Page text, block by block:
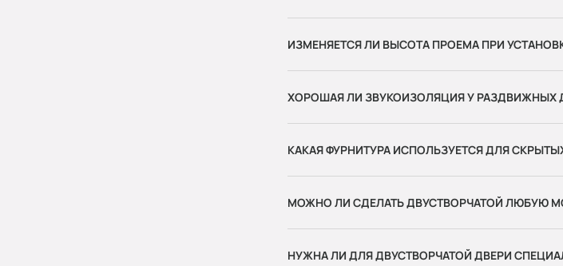
ИЗМЕНЯЕТСЯ ЛИ ВЫСОТА ПРОЕМА ПРИ
ХОРОШАЯ ЛИ ЗВУКОИЗОЛЯЦИЯ У РАЗДВИЖНЫХ
КАКАЯ ФУРНИТУРА ИСПОЛЬЗУЕТСЯ ДЛЯ
МОЖНО ЛИ СДЕЛАТЬ ДВУСТВОРЧАТОЙ ЛЮБУЮ
НУЖНА ЛИ ДЛЯ ДВУСТВОРЧАТОЙ ДВЕРИ